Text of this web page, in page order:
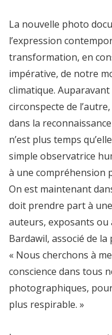
La nouvelle photo
l’expression
transformation, en
impérative, de notre
climatique.
circonspecte de
dans la
n’est plus temps
simple observatrice
à une compréhension
On est maintenant
doit prendre part à
auteurs, exposants ou
Bardawil, associé de
« Nous cherchons à
conscience dans tous
photographiques,
plus respirable. »